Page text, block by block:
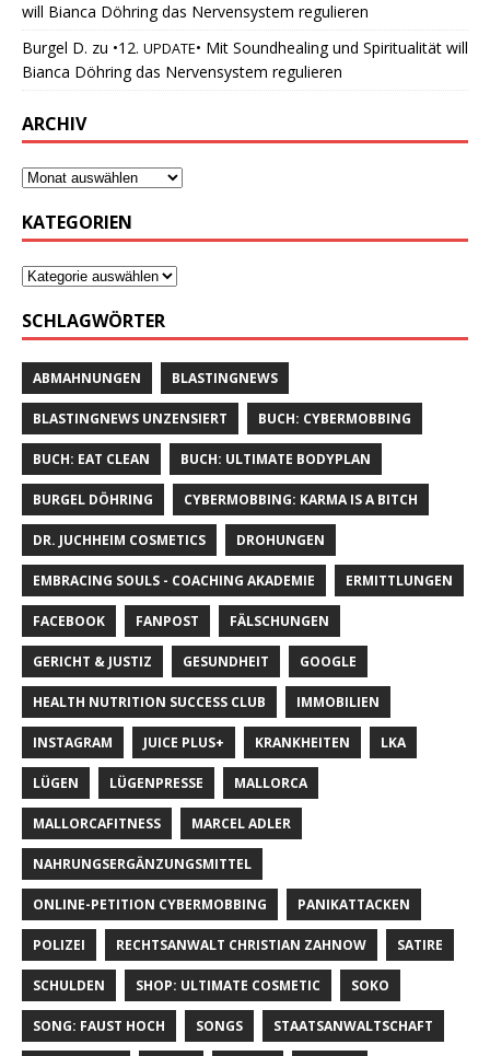
will Bianca Döhring das Nervensystem regulieren
Burgel D. zu •12. UPDATE• Mit Soundhealing und Spiritualität will
Bianca Döhring das Nervensystem regulieren
ARCHIV
KATEGORIEN
SCHLAGWÖRTER
ABMAHNUNGEN BLASTINGNEWS
BLASTINGNEWS UNZENSIERT BUCH: CYBERMOBBING
BUCH: EAT CLEAN BUCH: ULTIMATE BODYPLAN
BURGEL DÖHRING CYBERMOBBING: KARMA IS A BITCH
DR. JUCHHEIM COSMETICS DROHUNGEN
EMBRACING SOULS - COACHING AKADEMIE ERMITTLUNGEN
FACEBOOK FANPOST FÄLSCHUNGEN
GERICHT & JUSTIZ GESUNDHEIT GOOGLE
HEALTH NUTRITION SUCCESS CLUB IMMOBILIEN
INSTAGRAM JUICE PLUS+ KRANKHEITEN LKA
LÜGEN LÜGENPRESSE MALLORCA
MALLORCAFITNESS MARCEL ADLER
NAHRUNGSERGÄNZUNGSMITTEL
ONLINE-PETITION CYBERMOBBING PANIKATTACKEN
POLIZEI RECHTSANWALT CHRISTIAN ZAHNOW SATIRE
SCHULDEN SHOP: ULTIMATE COSMETIC SOKO
SONG: FAUST HOCH SONGS STAATSANWALTSCHAFT